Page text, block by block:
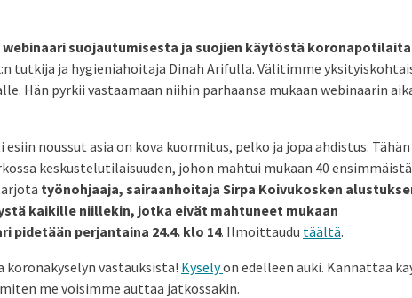
webinaari suojautumisesta ja suojien käytöstä koronapotilaita
tutkija ja hygieniahoitaja Dinah Arifulla. Välitimme
Hän pyrkii vastaamaan niihin parhaansa mukaan webinaarin
noussut asia on kova kuormitus, pelko ja jopa ahdistus. Tähän
keskustelutilaisuuden, johon mahtui mukaan 40 ensimmäistä
työnohjaaja, sairaanhoitaja Sirpa Koivukosken
kaikille niillekin, jotka eivät mahtuneet mukaan
pidetään perjantaina 24.4. klo 14. Ilmoittaudu täältä.
vastauksista! Kyselyon edelleen auki. Kannattaa
me voisimme auttaa jatkossakin.